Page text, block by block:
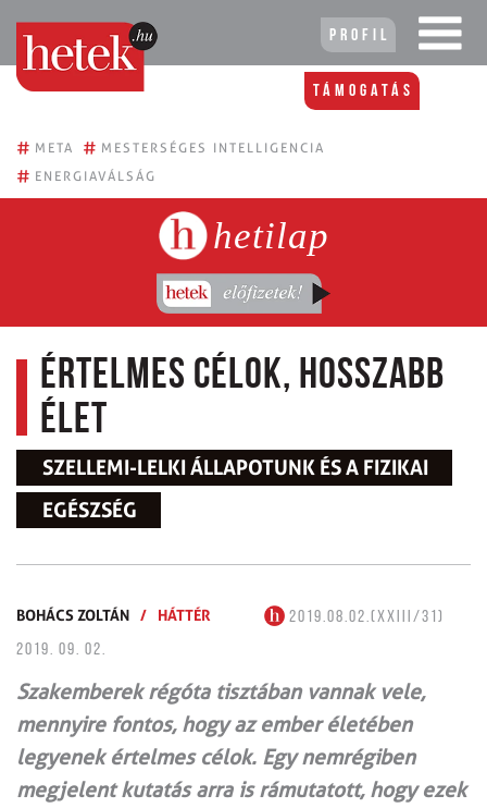
Profil
Támogatás
# META # MESTERSÉGES INTELLIGENCIA
# ENERGIAVÁLSÁG
hetilap
Értelmes célok, hosszabb
élet
SZELLEMI-LELKI ÁLLAPOTUNK ÉS A FIZIKAI
EGÉSZSÉG
BOHÁCS ZOLTÁN / HÁTTÉR
2019.08.02.(XXIII/31)
2019. 09. 02.
Szakemberek régóta tisztában vannak vele,
mennyire fontos, hogy az ember életében
legyenek értelmes célok. Egy nemrégiben
megjelent kutatás arra is rámutatott, hogy ezek